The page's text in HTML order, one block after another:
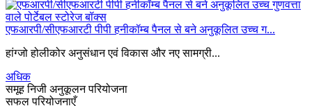
एफआरपी/सीएफआरटी पीपी हनीकॉम्ब पैनल से बने अनुकूलित उच्च ग...
हांग्जो होलीकोर अनुसंधान एवं विकास और नए सामग्री...
अधिक
समूह निजी अनुकूलन परियोजना
सफल परियोजनाएँ